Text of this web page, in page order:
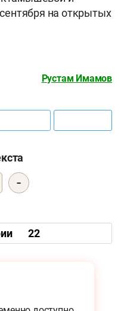
на открытых
Рустам Имамов
-
22